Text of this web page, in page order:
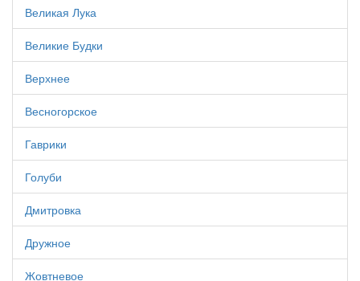
Великая Лука
Великие Будки
Верхнее
Весногорское
Гаврики
Голуби
Дмитровка
Дружное
Жовтневое